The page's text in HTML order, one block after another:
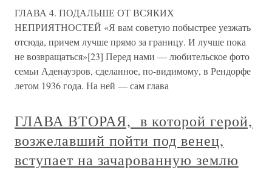
ГЛАВА 4. ПОДАЛЬШЕ ОТ ВСЯКИХ
НЕПРИЯТНОСТЕЙ «Я вам советую побыстрее уезжать
отсюда, причем лучше прямо за границу. И лучше пока
не возвращаться»[23] Перед нами — любительское фото
семьи Аденауэров, сделанное, по-видимому, в Рендорфе
летом 1936 года. На ней — сам глава
ГЛАВА ВТОРАЯ, в которой герой,
возжелавший пойти под венец,
вступает на зачарованную землю